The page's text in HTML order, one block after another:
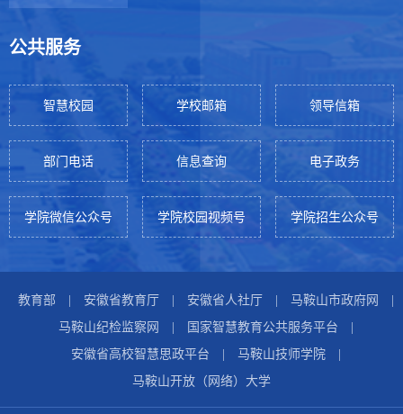
公共服务
智慧校园 学校邮箱 领导信箱
部门电话 信息查询 电子政务
学院微信公众号 学院校园视频号 学院招生公众号
教育部 安徽省教育厅 安徽省人社厅 马鞍山市政府网
马鞍山纪检监察网
国家智慧教育公共服务平台
安徽省高校智慧思政平台
马鞍山技师学院
马鞍山开放（网络）大学